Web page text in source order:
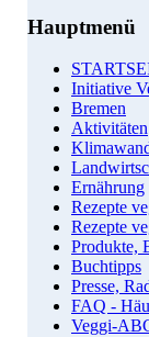
Hauptmenü
Initiative
Bremen
Aktivitäten
Ernährung
Rezepte
Rezepte
Produkte,
Buchtipps
Presse,
FAQ -
Veggi-